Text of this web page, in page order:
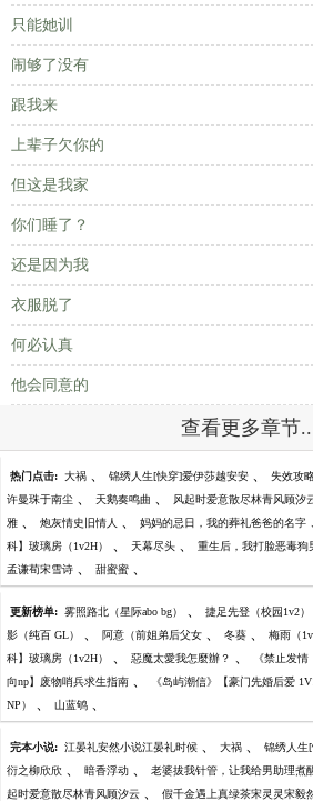
只能她训
闹够了没有
跟我来
上辈子欠你的
但这是我家
你们睡了？
还是因为我
衣服脱了
何必认真
他会同意的
查看更多章节
热门点击: 大祸 、 锦绣人生[快穿]爱伊莎越安安 、 失效攻
许曼珠于南尘 、 天鹅奏鸣曲 、 风起时爱意散尽林青风顾汐
雅 、 炮灰情史旧情人 、 妈妈的忌日，我的葬礼爸爸的名字
科】玻璃房（1v2H） 、 天幕尽头 、 重生后，我打脸恶毒狗
孟谦荀宋雪诗 、 甜蜜蜜 、
更新榜单: 雾照路北（星际abo bg） 、 捷足先登（校园1v2）
影（纯百 GL） 、 阿意（前姐弟后父女 、 冬葵 、 梅雨（
科】玻璃房（1v2H） 、 惡魔太愛我怎麼辦？ 、 《禁止发
向np】废物哨兵求生指南 、 《岛屿潮信》【豪门先婚后爱
NP） 、 山蓝鸲 、
完本小说: 江晏礼安然小说江晏礼时候 、 大祸 、 锦绣人生
衍之柳欣欣 、 暗香浮动 、 老婆拔我针管，让我给男助理煮
起时爱意散尽林青风顾汐云 、 假千金遇上真绿茶宋灵灵宋毅